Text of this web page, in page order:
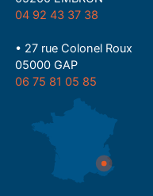
04 92 43 37 38
• 27 rue Colonel Roux
05000 GAP
06 75 81 05 85